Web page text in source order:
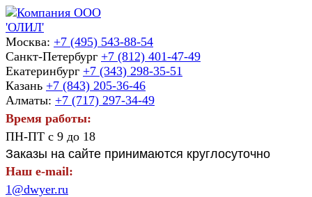
Москва: +7 (495) 543-88-54
Санкт-Петербург +7 (812) 401-47-49
Екатеринбург +7 (343) 298-35-51
Казань +7 (843) 205-36-46
Алматы: +7 (717) 297-34-49
Время работы:
ПН-ПТ с 9 до 18
Заказы на сайте принимаются круглосуточно
Наш e-mail:
1@dwyer.ru